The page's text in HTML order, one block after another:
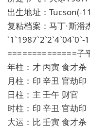
出生地址：Tucson(-
复粘档案：马丁·斯潘
`1`1987`2`2`4`04`0`-
==============子
年柱：才 丙寅 食才杀
月柱：印 辛丑 官劫印
日柱：主 壬午 财官
时柱：印 辛丑 官劫印
大运：比 壬寅 食才杀